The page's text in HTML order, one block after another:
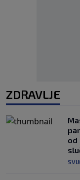
ZDRAVLJE
od